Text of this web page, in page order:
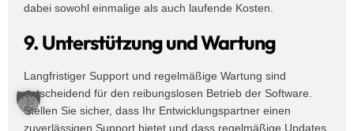
dabei sowohl einmalige als auch laufende Kosten.
9. Unterstützung und Wartung
Langfristiger Support und regelmäßige Wartung sind
entscheidend für den reibungslosen Betrieb der Software.
Stellen Sie sicher, dass Ihr Entwicklungspartner einen
zuverlässigen Support bietet und dass regelmäßige Updates